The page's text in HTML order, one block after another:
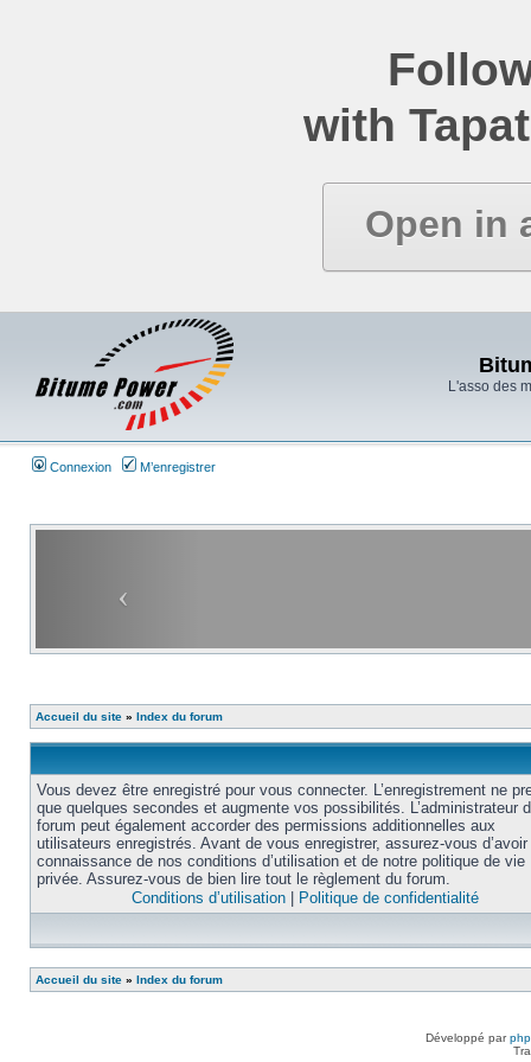
with
Open in
L'asso des
Connexion M’enregistrer
Accueil du site » Index du forum
Vous devez être enregistré pour vous connecter. L’enregistrement ne
que quelques secondes et augmente vos possibilités. L’administrateur
forum peut également accorder des permissions additionnelles aux
utilisateurs enregistrés. Avant de vous enregistrer, assurez-vous
connaissance de nos conditions d’utilisation et de notre politique de vie
privée. Assurez-vous de bien lire tout le règlement du forum.
Conditions d’utilisation
Politique de confidentialité
Accueil du site » Index du forum
Développé par